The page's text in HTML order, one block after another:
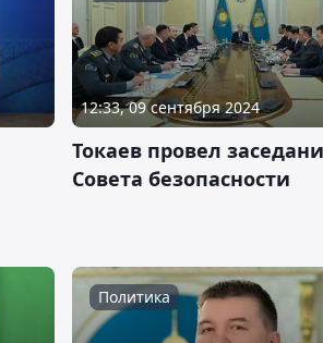
12:33, 09 сентября 2024
Токаев провел
Совета безопасности
Политика